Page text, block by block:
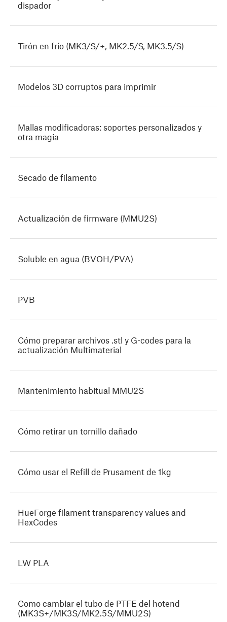
dispador
Tirón en frío (MK3/S/+, MK2.5/S, MK3.5/S)
Modelos 3D corruptos para imprimir
Mallas modificadoras: soportes personalizados y
otra magia
Secado de filamento
Actualización de firmware (MMU2S)
Soluble en agua (BVOH/PVA)
PVB
Cómo preparar archivos .stl y G-codes para la
actualización Multimaterial
Mantenimiento habitual MMU2S
Cómo retirar un tornillo dañado
Cómo usar el Refill de Prusament de 1kg
HueForge filament transparency values and
HexCodes
LW PLA
Como cambiar el tubo de PTFE del hotend
(MK3S+/MK3S/MK2.5S/MMU2S)